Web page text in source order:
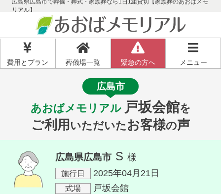
広島県広島市で葬儀・葬式・家族葬なら1日1組貸切【家族葬のあおばメモ
リアル】
費用とプラン 葬儀場一覧 緊急の方へ メニュー
広島市
あおばメモリアル 戸坂会館を
ご利用 いただいた お客様の声
広島県広島市 S 様
施行日 2025年04月21日
式場 戸坂会館